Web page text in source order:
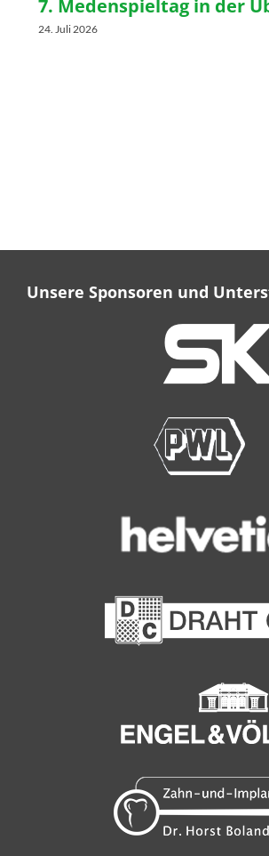
7. Medenspieltag in der
24. Juli 2026
Unsere Sponsoren und